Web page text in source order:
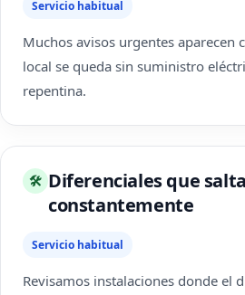
Servicio habitual
Muchos avisos urgentes aparecen
local se queda sin suministro
repentina.
🛠 Diferenciales que
constantemente
Servicio habitual
Revisamos instalaciones donde el